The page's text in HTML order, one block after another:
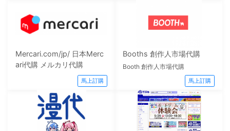
Mercari.com/jp/ 日本Merc
ari代購 メルカリ代購
馬上訂購
Booths 創作人市場代購
Booth 創作人市場代購
馬上訂購